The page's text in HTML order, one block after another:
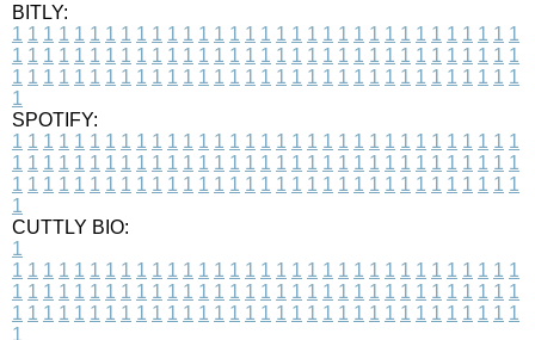
BITLY:
1 1 1 1 1 1 1 1 1 1 1 1 1 1 1 1 1 1 1 1 1 1 1 1 1 1 1 1 1 1 1 1 1
1 1 1 1 1 1 1 1 1 1 1 1 1 1 1 1 1 1 1 1 1 1 1 1 1 1 1 1 1 1 1 1 1
1 1 1 1 1 1 1 1 1 1 1 1 1 1 1 1 1 1 1 1 1 1 1 1 1 1 1 1 1 1 1 1 1
1
SPOTIFY:
1 1 1 1 1 1 1 1 1 1 1 1 1 1 1 1 1 1 1 1 1 1 1 1 1 1 1 1 1 1 1 1 1
1 1 1 1 1 1 1 1 1 1 1 1 1 1 1 1 1 1 1 1 1 1 1 1 1 1 1 1 1 1 1 1 1
1 1 1 1 1 1 1 1 1 1 1 1 1 1 1 1 1 1 1 1 1 1 1 1 1 1 1 1 1 1 1 1 1
1
CUTTLY BIO:
1
1 1 1 1 1 1 1 1 1 1 1 1 1 1 1 1 1 1 1 1 1 1 1 1 1 1 1 1 1 1 1 1 1
1 1 1 1 1 1 1 1 1 1 1 1 1 1 1 1 1 1 1 1 1 1 1 1 1 1 1 1 1 1 1 1 1
1 1 1 1 1 1 1 1 1 1 1 1 1 1 1 1 1 1 1 1 1 1 1 1 1 1 1 1 1 1 1 1 1
1